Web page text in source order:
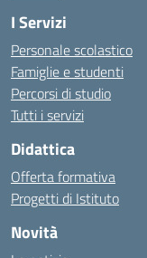
I Servizi
Personale scolastico
Famiglie e studenti
Percorsi di studio
Tutti i servizi
Didattica
Offerta formativa
Progetti di Istituto
Novità